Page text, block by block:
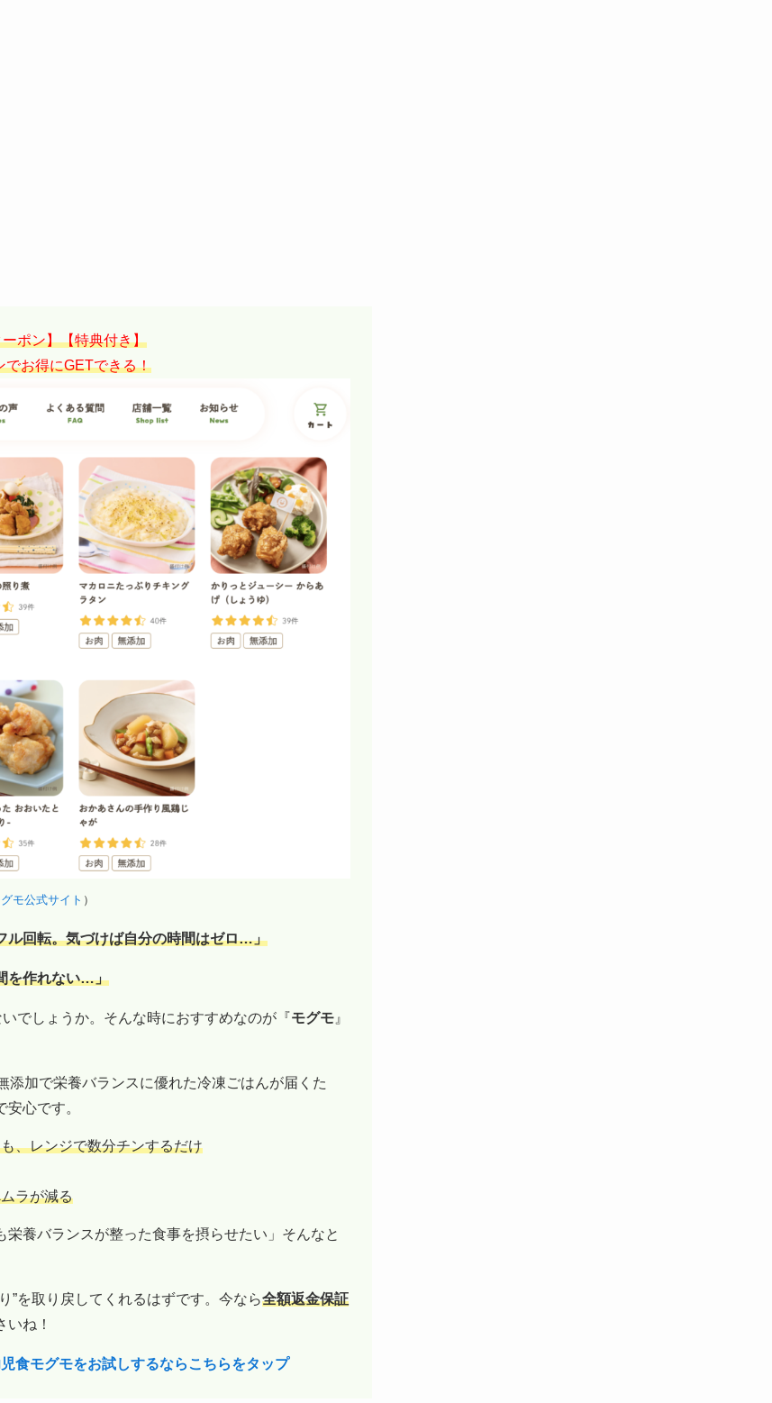
ポン】【特典付き】
でお得にGETできる！
モ公式サイト ）
ル回転。気づけば自分の時間はゼロ…」
を作れない…」
でしょうか。そんな時におすすめなのが『モグモ 』
添加で栄養バランスに優れた冷凍ごはんが届くた
心です。
、レンジで数分チンするだけ
ラが減る
養バランスが整った食事を摂らせたい」そんなと
”を取り戻してくれるはずです。今なら全額返金保証
ね！
食モグモをお試しするならこちらをタップ